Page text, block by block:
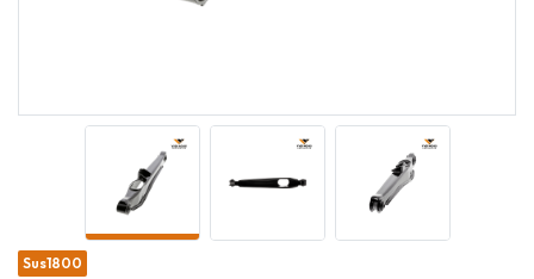
Sus1800